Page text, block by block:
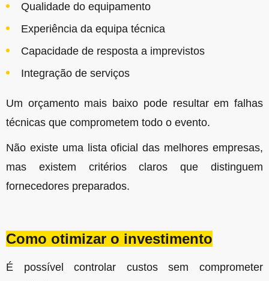
Qualidade do equipamento
Experiência da equipa técnica
Capacidade de resposta a imprevistos
Integração de serviços
Um orçamento mais baixo pode resultar em falhas
técnicas que comprometem todo o evento.
Não existe uma lista oficial das melhores empresas,
mas existem critérios claros que distinguem
fornecedores preparados.
Como otimizar o investimento
É possível controlar custos sem comprometer